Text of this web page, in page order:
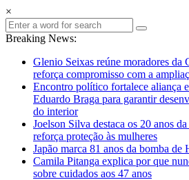
×
Breaking News:
Glenio Seixas reúne moradores
reforça compromisso com a
Encontro político fortalece aliança
Eduardo Braga para garantir
do interior
Joelson Silva destaca os 20 anos
reforça proteção às mulheres
Japão marca 81 anos da bomba de
Camila Pitanga explica por que
sobre cuidados aos 47 anos